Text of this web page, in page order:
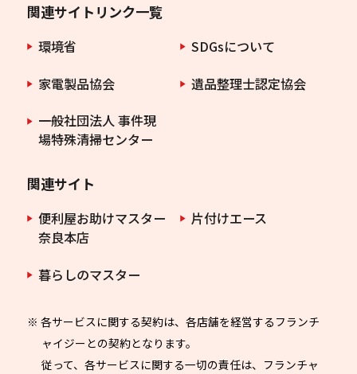
関連サイトリンク一覧
環境省
SDGsについて
家電製品協会
遺品整理士認定協会
一般社団法人 事件現
場特殊清掃センター
関連サイト
便利屋お助けマスター
奈良本店
片付けエース
暮らしのマスター
※ 各サービスに関する契約は、各店舗を経営するフランチ
ャイジーとの契約となります。
従って、各サービスに関する一切の責任は、フランチャ